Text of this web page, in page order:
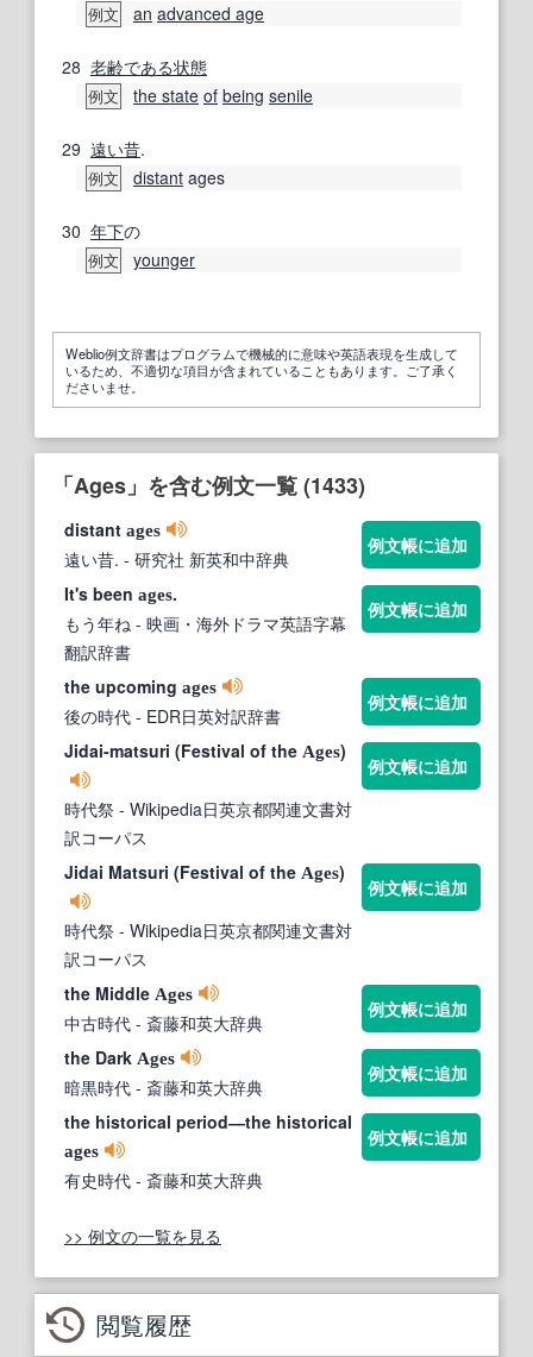
例文 an advanced age
28 老齢である状態
例文 the state of being senile
29 遠い昔.
例文 distant ages
30 年下の
例文 younger
Weblio例文辞書はプログラムで機械的に意味や英語表現を生成して
いるため、不適切な項目が含まれていることもあります。ご了承く
ださいませ。
「Ages」を含む例文一覧 (1433)
distant ages
遠い昔. - 研究社 新英和中辞典
例文帳に追加
It's been ages.
もう年ね - 映画・海外ドラマ英語字幕
翻訳辞書
例文帳に追加
the upcoming ages
後の時代 - EDR日英対訳辞書
例文帳に追加
Jidai-matsuri (Festival of the Ages)
時代祭 - Wikipedia日英京都関連文書対
訳コーパス
例文帳に追加
Jidai Matsuri (Festival of the Ages)
時代祭 - Wikipedia日英京都関連文書対
訳コーパス
例文帳に追加
the Middle Ages
中古時代 - 斎藤和英大辞典
例文帳に追加
the Dark Ages
暗黒時代 - 斎藤和英大辞典
例文帳に追加
the historical period―the historical
ages
有史時代 - 斎藤和英大辞典
例文帳に追加
>> 例文の一覧を見る
閲覧履歴